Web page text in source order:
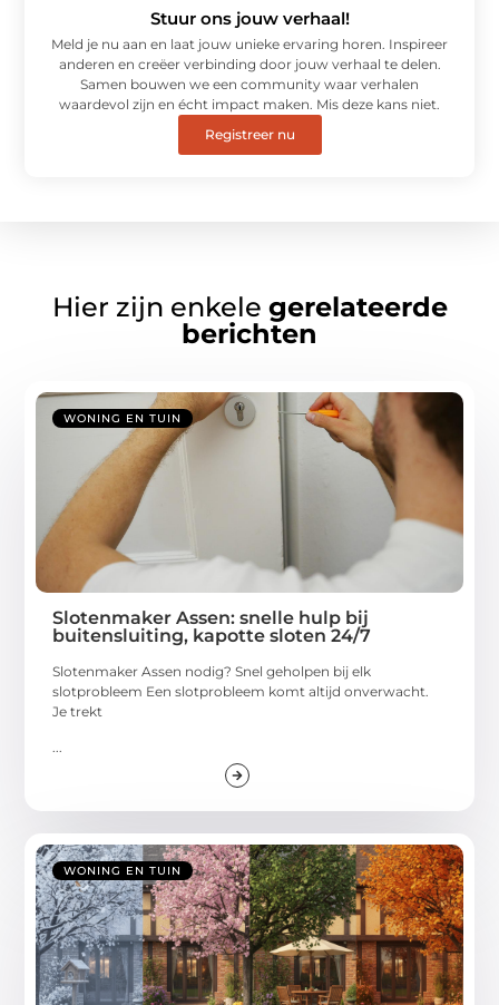
Stuur ons jouw verhaal!
Meld je nu aan en laat jouw unieke ervaring horen. Inspireer
anderen en creëer verbinding door jouw verhaal te delen.
Samen bouwen we een community waar verhalen
waardevol zijn en écht impact maken. Mis deze kans niet.
Registreer nu
Hier zijn enkele gerelateerde
berichten
WONING EN TUIN
Slotenmaker Assen: snelle hulp bij
buitensluiting, kapotte sloten 24/7
Slotenmaker Assen nodig? Snel geholpen bij elk
slotprobleem Een slotprobleem komt altijd onverwacht.
Je trekt
...
WONING EN TUIN